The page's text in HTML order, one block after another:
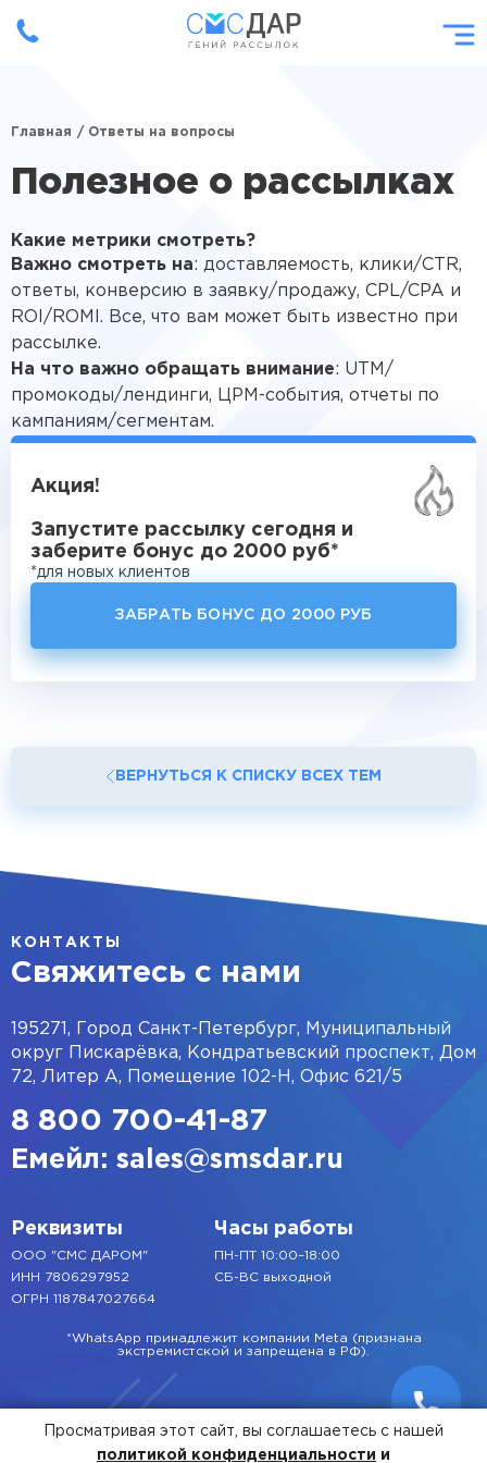
Главная / Ответы на вопросы
Полезное о рассылках
Какие метрики смотреть?
Важно смотреть на: доставляемость, клики/CTR,
ответы, конверсию в заявку/продажу, CPL/CPA и
ROI/ROMI. Все, что вам может быть известно при
рассылке.
На что важно обращать внимание: UTM/
промокоды/лендинги, ЦРМ-события, отчеты по
кампаниям/сегментам.
Акция!
Запустите рассылку сегодня и
заберите бонус до 2000 руб*
*для новых клиентов
ЗАБРАТЬ БОНУС ДО 2000 РУБ
ВЕРНУТЬСЯ К СПИСКУ ВСЕХ ТЕМ
КОНТАКТЫ
Свяжитесь с нами
195271, Город Санкт-Петербург, Муниципальный
округ Пискарёвка, Кондратьевский проспект, Дом
72, Литер А, Помещение 102-Н, Офис 621/5
8 800 700-41-87
Емейл: sales@smsdar.ru
Реквизиты
ООО "СМС ДАРОМ"
ИНН 7806297952
ОГРН 1187847027664
Часы работы
ПН-ПТ 10:00–18:00
СБ-ВС выходной
*WhatsApp принадлежит компании Meta (признана
экстремистской и запрещена в РФ).
Просматривая этот сайт, вы соглашаетесь с нашей
политикой конфиденциальности и